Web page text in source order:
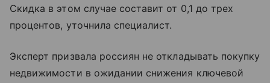
Скидка в этом случае составит от 0,1 до трех
процентов, уточнила специалист.
Эксперт призвала россиян не откладывать покупку
недвижимости в ожидании снижения ключевой